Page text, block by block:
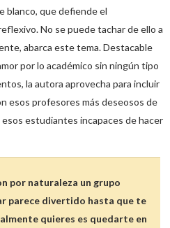
blanco, que defiende el
No se puede tachar de ello a
abarca este tema. Destacable
por lo académico sin ningún tipo
la autora aprovecha para incluir
esos profesores más deseosos de
estudiantes incapaces de hacer
por naturaleza un grupo
parece divertido hasta que te
quieres es quedarte en